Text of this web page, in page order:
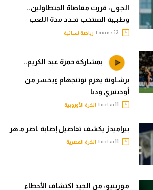
الجول: قررت مقاضاة المتطاولين..
وطبيبة المنتخب تحدد مدة اللعب
رياضة نسائية
بمشاركة حمزة عبد الكريم..
برشلونة يهزم نوتنجهام ويخسر من
أودينيزي وديا
الكرة الأوروبية
بيراميدز يكشف تفاصيل إصابة ناصر ماهر
الكرة المصرية
مورينيو: من الجيد اكتشاف الأخطاء